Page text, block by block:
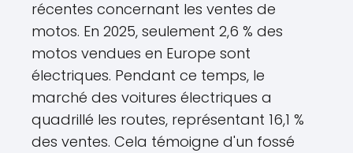
récentes concernant les ventes de
motos. En 2025, seulement 2,6 % des
motos vendues en Europe sont
électriques. Pendant ce temps, le
marché des voitures électriques a
quadrillé les routes, représentant 16,1 %
des ventes. Cela témoigne d'un fossé